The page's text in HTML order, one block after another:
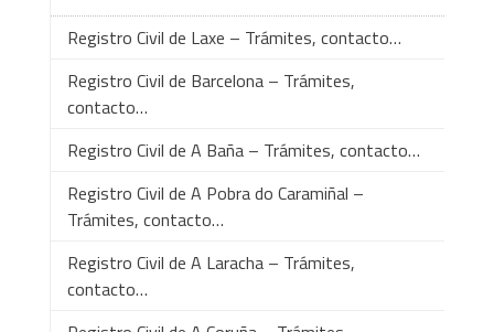
Registro Civil de Laxe – Trámites, contacto…
Registro Civil de Barcelona – Trámites,
contacto…
Registro Civil de A Baña – Trámites, contacto…
Registro Civil de A Pobra do Caramiñal –
Trámites, contacto…
Registro Civil de A Laracha – Trámites,
contacto…